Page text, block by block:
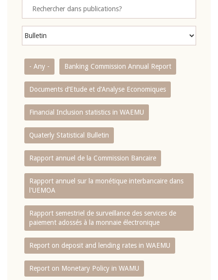
- Any - Banking Commission Annual Report
Documents d’Etude et d’Analyse Economiques
Financial Inclusion statistics in WAEMU
Quaterly Statistical Bulletin
Rapport annuel de la Commission Bancaire
Rapport annuel sur la monétique interbancaire dans
l'UEMOA
Rapport semestriel de surveillance des services de
paiement adossés à la monnaie électronique
Report on deposit and lending rates in WAEMU
Report on Monetary Policy in WAMU